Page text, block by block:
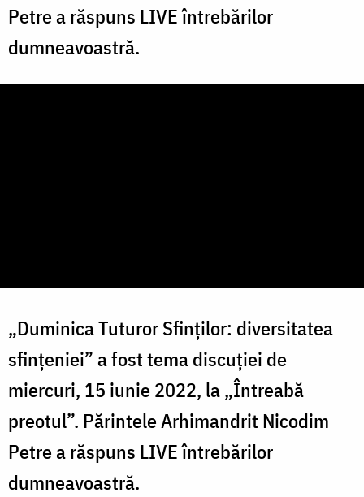
Petre a răspuns LIVE întrebărilor
dumneavoastră.
„Duminica Tuturor Sfinților: diversitatea
sfințeniei” a fost tema discuției de
miercuri, 15 iunie 2022, la „Întreabă
preotul”. Părintele Arhimandrit Nicodim
Petre a răspuns LIVE întrebărilor
dumneavoastră.